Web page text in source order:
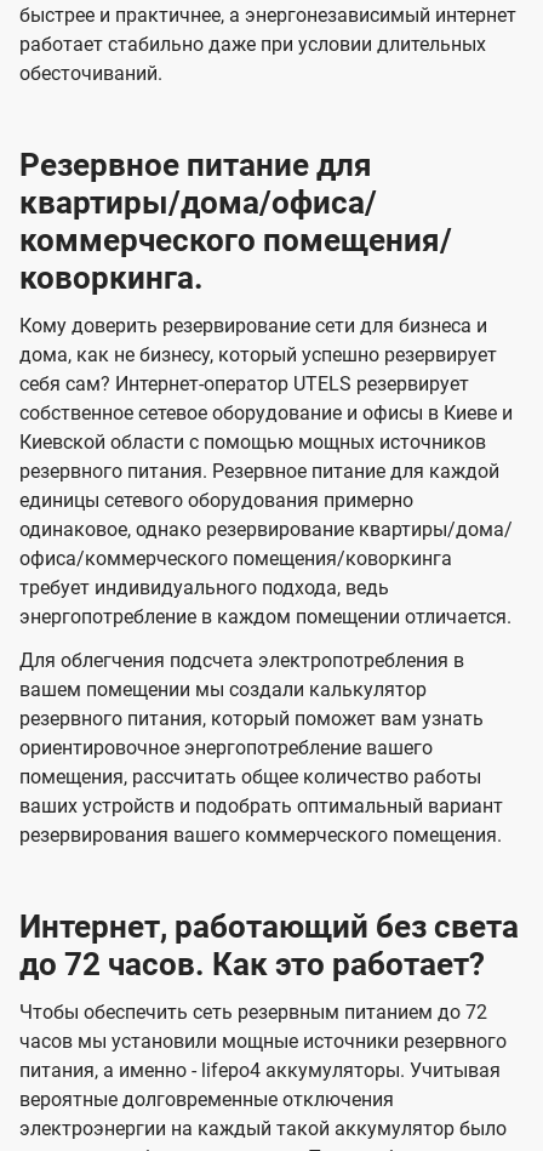
быстрее и практичнее, а энергонезависимый интернет
работает стабильно даже при условии длительных
обесточиваний.
Резервное питание для
квартиры/дома/офиса/
коммерческого помещения/
коворкинга.
Кому доверить резервирование сети для бизнеса и
дома, как не бизнесу, который успешно резервирует
себя сам? Интернет-оператор UTELS резервирует
собственное сетевое оборудование и офисы в Киеве и
Киевской области с помощью мощных источников
резервного питания. Резервное питание для каждой
единицы сетевого оборудования примерно
одинаковое, однако резервирование квартиры/дома/
офиса/коммерческого помещения/коворкинга
требует индивидуального подхода, ведь
энергопотребление в каждом помещении отличается.
Для облегчения подсчета электропотребления в
вашем помещении мы создали калькулятор
резервного питания, который поможет вам узнать
ориентировочное энергопотребление вашего
помещения, рассчитать общее количество работы
ваших устройств и подобрать оптимальный вариант
резервирования вашего коммерческого помещения.
Интернет, работающий без света
до 72 часов. Как это работает?
Чтобы обеспечить сеть резервным питанием до 72
часов мы установили мощные источники резервного
питания, а именно - lifepo4 аккумуляторы. Учитывая
вероятные долговременные отключения
электроэнергии на каждый такой аккумулятор было